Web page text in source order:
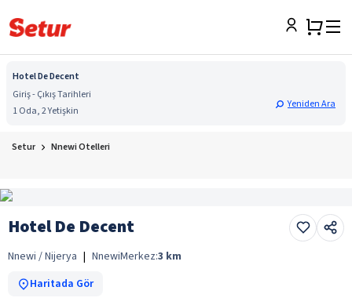
Hotel De Decent
Giriş - Çıkış Tarihleri
1 Oda, 2 Yetişkin
Yeniden Ara
Setur Nnewi Otelleri
Hotel De Decent
Nnewi / Nijerya | NnewiMerkez:3 km
Haritada Gör